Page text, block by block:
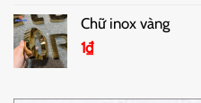
Chữ inox vàng
1₫